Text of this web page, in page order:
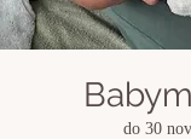
do 30 nov